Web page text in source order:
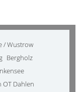
/ Wustrow
Bergholz
OT Dahlen